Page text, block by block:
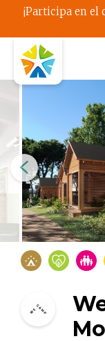
¡Participa en